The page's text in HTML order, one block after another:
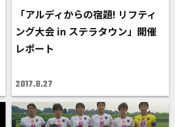
「アルディからの宿題! リフティ
ング大会 in ステラタウン」開催
レポート
2017.8.27